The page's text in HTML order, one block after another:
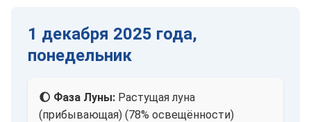
1 декабря 2025 года,
понедельник
🌔 Фаза Луны: Растущая луна
(прибывающая) (78% освещённости)